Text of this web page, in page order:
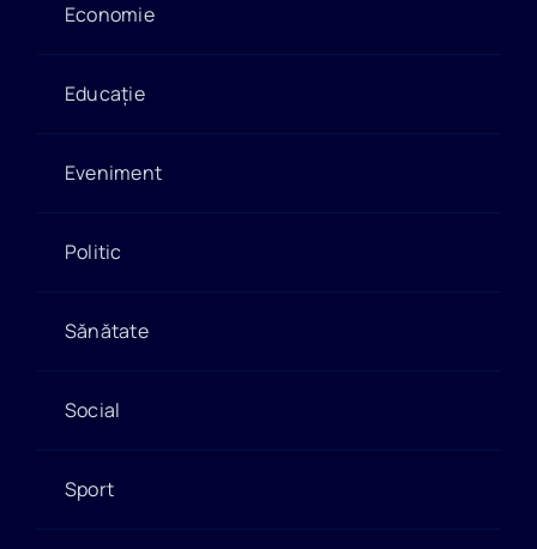
Economie
Educație
Eveniment
Politic
Sănătate
Social
Sport